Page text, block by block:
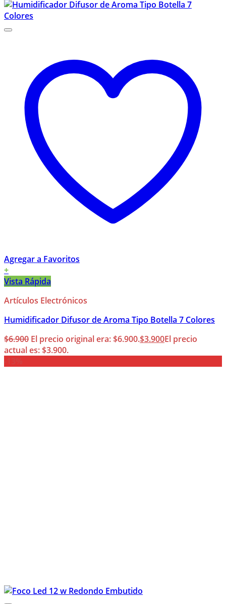
Agregar a Favoritos
+
Vista Rápida
Artículos Electrónicos
Humidificador Difusor de Aroma Tipo Botella 7 Colores
$6.900 El precio original era: $6.900.$3.900El precio
actual es: $3.900.